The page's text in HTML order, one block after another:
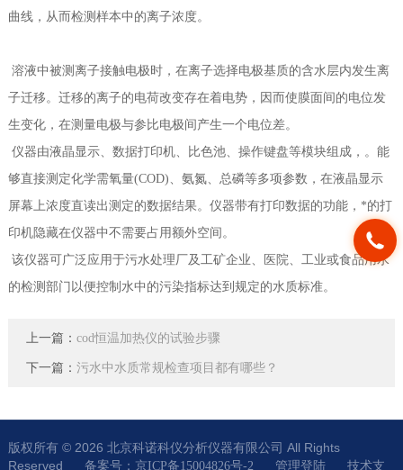
曲线，从而检测样本中的离子浓度。
溶液中被测离子接触电极时，在离子选择电极基质的含水层内发生离
子迁移。迁移的离子的电荷改变存在着电势，因而使膜面间的电位发
生变化，在测量电极与参比电极间产生一个电位差。
仪器由液晶显示、数据打印机、比色池、操作键盘等模块组成，。能
够直接测定化学需氧量(COD)、氨氮、总磷等多项参数，在液晶显示
屏幕上浓度直读出测定的数据结果。仪器带有打印数据的功能，*的打
印机隐藏在仪器中不需要占用额外空间。
该仪器可广泛应用于污水处理厂及工矿企业、医院、工业或食品用水
的检测部门以便控制水中的污染指标达到规定的水质标准。
上一篇： cod恒温加热仪的试验步骤
下一篇： 污水中水质常规检查项目都有哪些？
版权所有 © 2026 北京科诺科仪分析仪器有限公司 All Rights
Reserved 备案号：京ICP备15004826号-2 管理登陆技术支